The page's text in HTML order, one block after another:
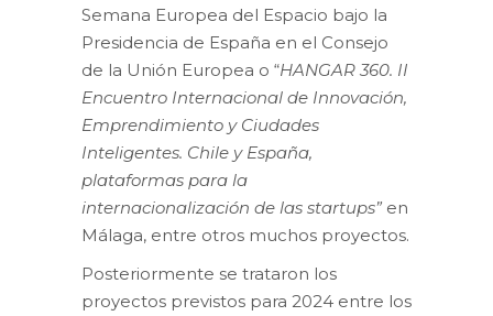
Semana Europea del Espacio bajo la
Presidencia de España en el Consejo
de la Unión Europea o “HANGAR 360. II
Encuentro Internacional de Innovación,
Emprendimiento y Ciudades
Inteligentes. Chile y España,
plataformas para la
internacionalización de las startups” en
Málaga, entre otros muchos proyectos.
Posteriormente se trataron los
proyectos previstos para 2024 entre los